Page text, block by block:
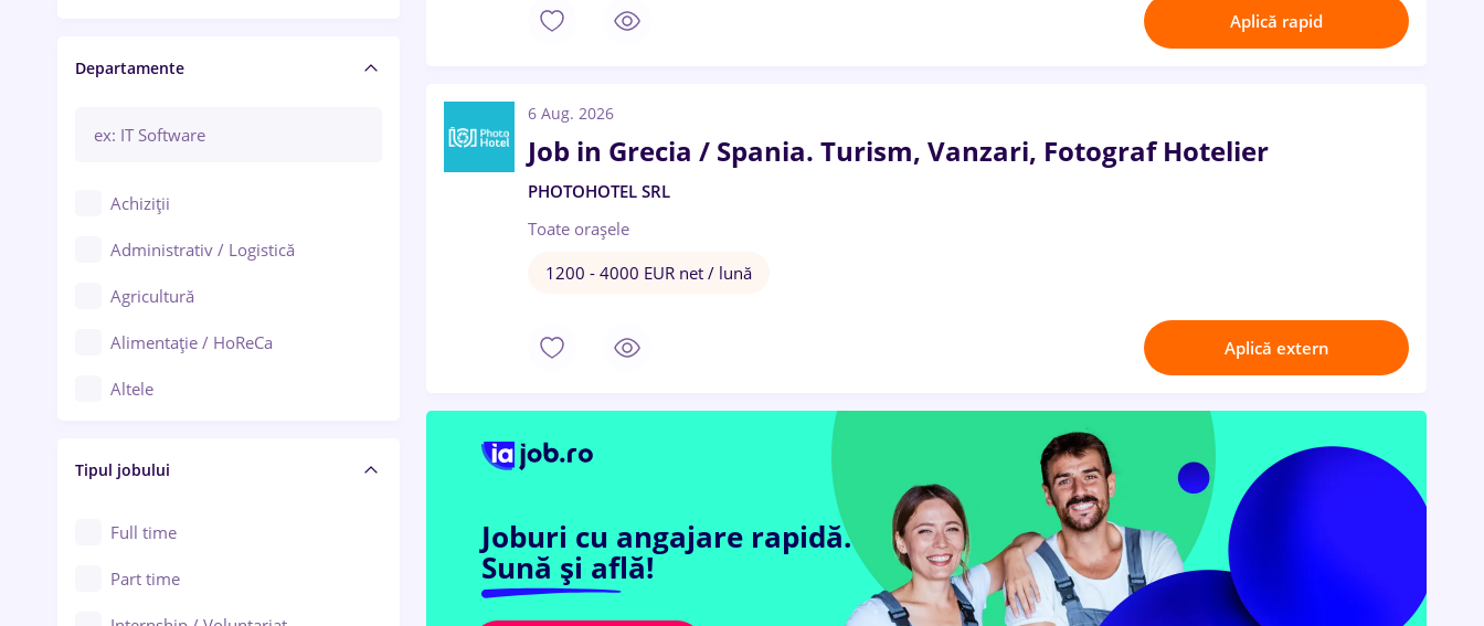
Brașov
Bacău
Galați (Galați)
Ploiești
Arad
Baia Mare
Departamente
Achiziții
Administrativ / Logistică
Agricultură
Alimentație / HoReCa
Altele
Asigurări
Au pair / Babysitter / Curățenie
Audit / Consultanță
Auto / Echipamente
Tipul jobului
Full time
Part time
Aplică rapid
6 Aug. 2026
Job in Grecia / Spania. Turism, Vanzari, Fotograf Hotelier
PHOTOHOTEL SRL
Toate oraşele
1200 - 4000 EUR net / lună
Aplică extern
Joburi cu angajare rapidă.
Sună și află!